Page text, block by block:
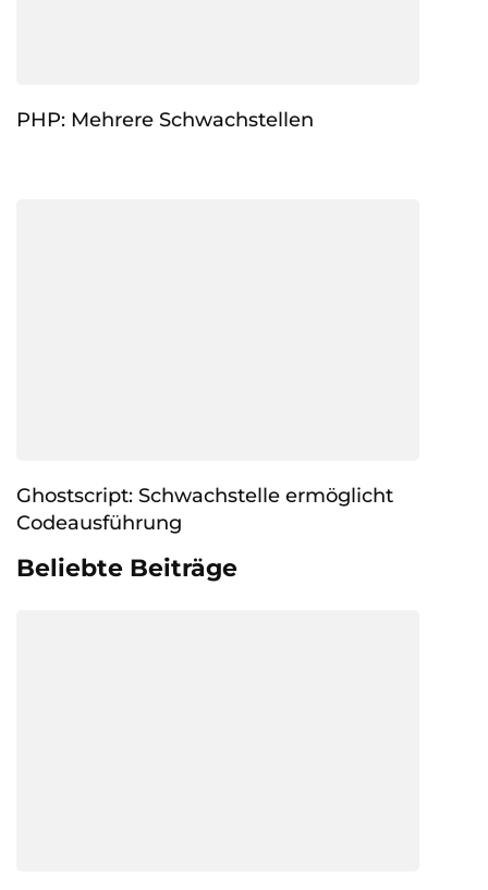
PHP: Mehrere Schwachstellen
Ghostscript: Schwachstelle ermöglicht
Codeausführung
Beliebte Beiträge